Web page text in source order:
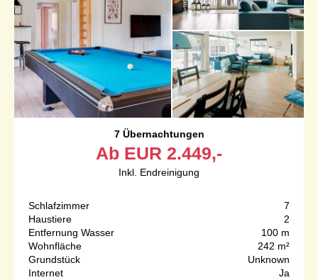
7 Übernachtungen
Ab EUR 2.449,-
Inkl. Endreinigung
Schlafzimmer
7
Haustiere
2
Entfernung Wasser
100 m
Wohnfläche
242 m²
Grundstück
Unknown
Internet
Ja